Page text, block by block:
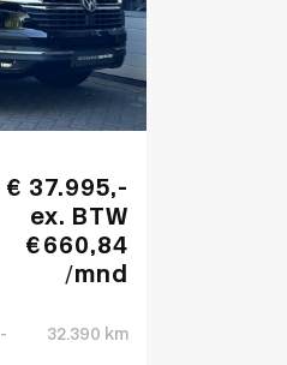
€ 37.995,-
ex. BTW
€ 660,84
/mnd
- 32.390 km